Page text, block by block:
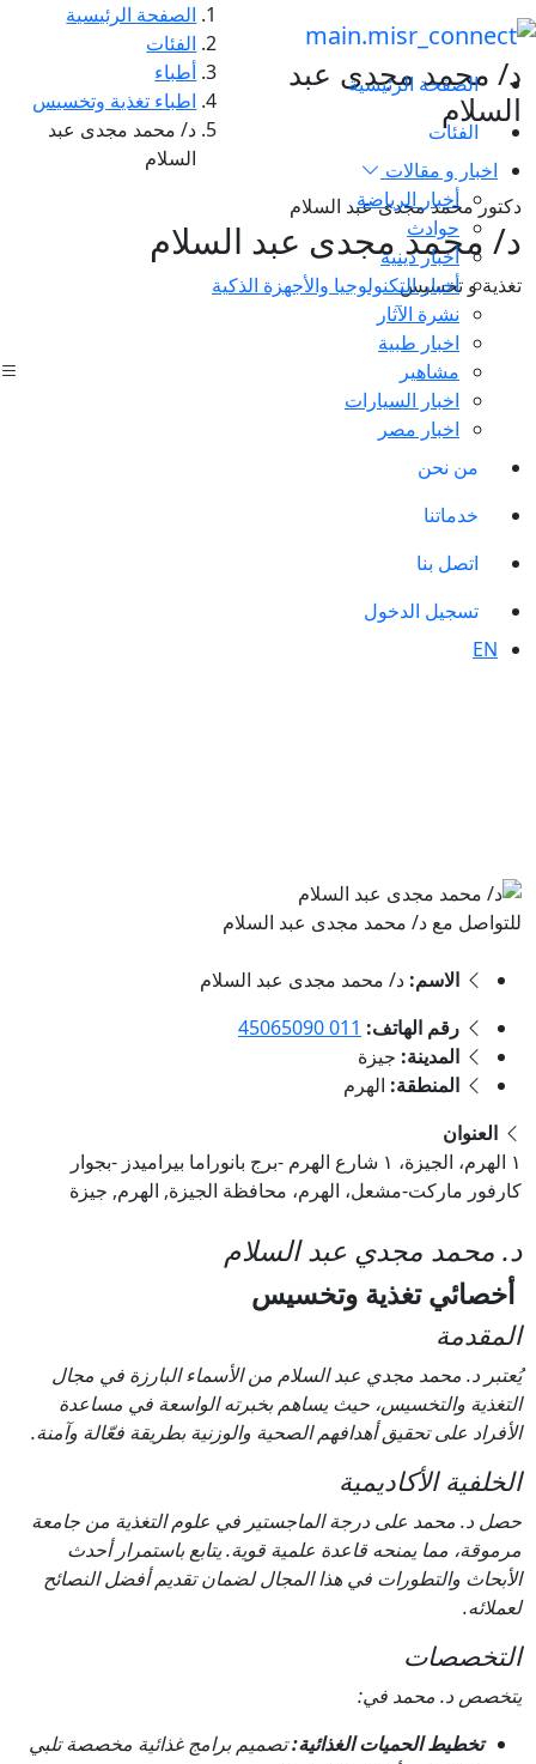
الصفحة الرئيسية
الفئات
اخبار و مقالات
أخبار الرياضة
حوادث
أخبار دينية
أخبار التكنولوجيا والأجهزة الذكية
نشرة الآثار
اخبار طبية
مشاهير
اخبار السيارات
اخبار مصر
من نحن
خدماتنا
اتصل بنا
تسجيل الدخول
EN
د/ محمد مجدى عبد
السلام
الصفحة الرئيسية
الفئات
أطباء
اطباء تغذية وتخسيس
د/ محمد مجدى عبد
السلام
دكتور محمد مجدى عبد السلام
د/ محمد مجدى عبد السلام
تغذية و تخسيس
للتواصل مع د/ محمد مجدى عبد السلام
الاسم: د/ محمد مجدى عبد السلام
رقم الهاتف: 011 45065090
المدينة: جيزة
المنطقة: الهرم
العنوان
١ الهرم، الجيزة، ١ شارع الهرم -برج بانوراما بيراميدز -بجوار
كارفور ماركت-مشعل، الهرم، محافظة الجيزة, الهرم, جيزة
د. محمد مجدي عبد السلام
أخصائي تغذية وتخسيس
المقدمة
يُعتبر د. محمد مجدي عبد السلام من الأسماء البارزة في مجال
التغذية والتخسيس، حيث يساهم بخبرته الواسعة في مساعدة
الأفراد على تحقيق أهدافهم الصحية والوزنية بطريقة فعّالة وآمنة.
الخلفية الأكاديمية
حصل د. محمد على درجة الماجستير في علوم التغذية من جامعة
مرموقة، مما يمنحه قاعدة علمية قوية. يتابع باستمرار أحدث
الأبحاث والتطورات في هذا المجال لضمان تقديم أفضل النصائح
لعملائه.
التخصصات
يتخصص د. محمد في:
تخطيط الحميات الغذائية:تصميم برامج غذائية مخصصة تلبي